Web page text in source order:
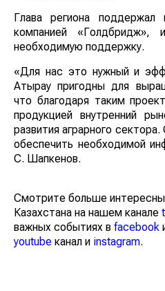
Глава региона поддержал
компанией «Голдбридж»,
необходимую поддержку.
«Для нас это нужный и
Атырау пригодны для
что благодаря таким
продукцией внутренний
развития аграрного
обеспечить необходимой
С. Шапкенов.
Смотрите больше
Казахстана на нашем канале
важных событиях в facebook
youtube канал и instagram.